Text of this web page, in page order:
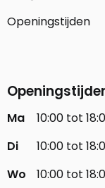
Openingstijden
Ma
10:00 tot
Di
10:00 tot
Wo
10:00 tot